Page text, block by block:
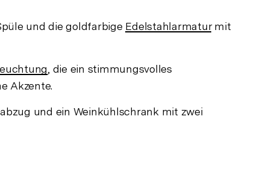
und die goldfarbige Edelstahlarmaturmit
, die ein stimmungsvolles
Akzente.
und ein Weinkühlschrank mit zwei